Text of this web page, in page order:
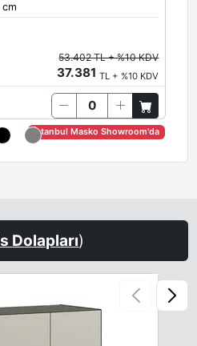
53.402 TL + %10 KDV
37.381TL + %10 KDV
İstanbul Masko Showroom'da
Dolapları)